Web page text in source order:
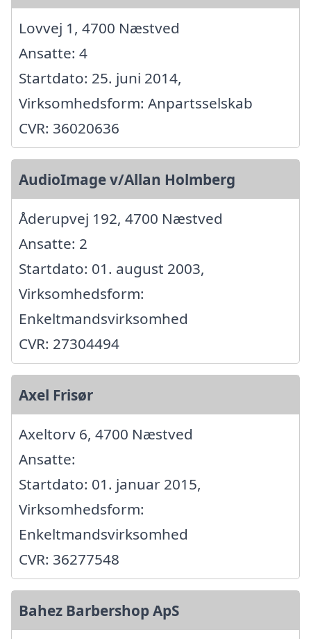
Lovvej 1, 4700 Næstved
Ansatte: 4
Startdato: 25. juni 2014,
Virksomhedsform: Anpartsselskab
CVR: 36020636
AudioImage v/Allan Holmberg
Åderupvej 192, 4700 Næstved
Ansatte: 2
Startdato: 01. august 2003,
Virksomhedsform:
Enkeltmandsvirksomhed
CVR: 27304494
Axel Frisør
Axeltorv 6, 4700 Næstved
Ansatte:
Startdato: 01. januar 2015,
Virksomhedsform:
Enkeltmandsvirksomhed
CVR: 36277548
Bahez Barbershop ApS